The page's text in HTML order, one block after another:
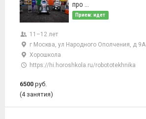
про ...
Прием: идет
11–12 лет
г Москва, ул Народного Ополчения, д 9А
Хорошкола
https://hi.horoshkola.ru/robototekhnika
6500 руб.
(4 занятия)